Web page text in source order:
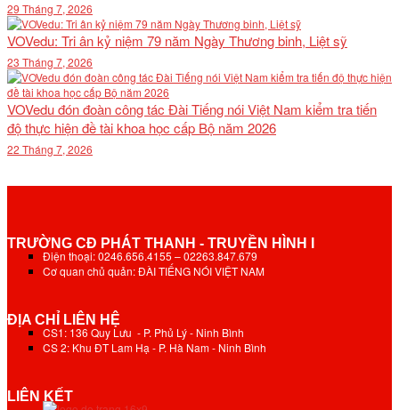
29 Tháng 7, 2026
VOVedu: Tri ân kỷ niệm 79 năm Ngày Thương binh, Liệt sỹ
23 Tháng 7, 2026
VOVedu đón đoàn công tác Đài Tiếng nói Việt Nam kiểm tra tiến
độ thực hiện đề tài khoa học cấp Bộ năm 2026
22 Tháng 7, 2026
TRƯỜNG CĐ PHÁT THANH - TRUYỀN HÌNH I
Điện thoại: 0246.656.4155 – 02263.847.679
Cơ quan chủ quản: ĐÀI TIẾNG NÓI VIỆT NAM
ĐỊA CHỈ LIÊN HỆ
CS1: 136 Quy Lưu - P. Phủ Lý - Ninh Bình
CS 2: Khu ĐT Lam Hạ - P. Hà Nam - Ninh Bình
LIÊN KẾT